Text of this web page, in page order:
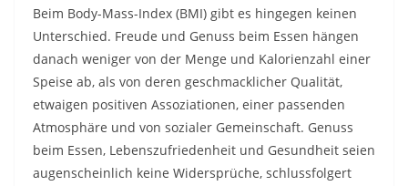
Beim Body-Mass-Index (BMI) gibt es hingegen keinen
Unterschied. Freude und Genuss beim Essen hängen
danach weniger von der Menge und Kalorienzahl einer
Speise ab, als von deren geschmacklicher Qualität,
etwaigen positiven Assoziationen, einer passenden
Atmosphäre und von sozialer Gemeinschaft. Genuss
beim Essen, Lebenszufriedenheit und Gesundheit seien
augenscheinlich keine Widersprüche, schlussfolgert